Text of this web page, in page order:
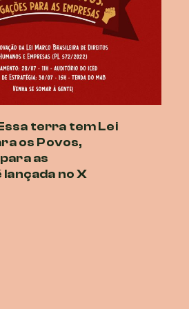
terra tem Lei
os Povos,
as
lançada no X